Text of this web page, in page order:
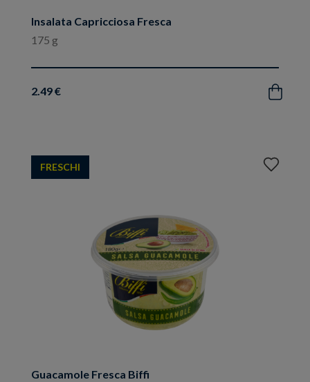
Insalata Capricciosa Fresca
175 g
2.49 € Acquista
Guacamole Fresca Biffi
FRESCHI
Aggiungi